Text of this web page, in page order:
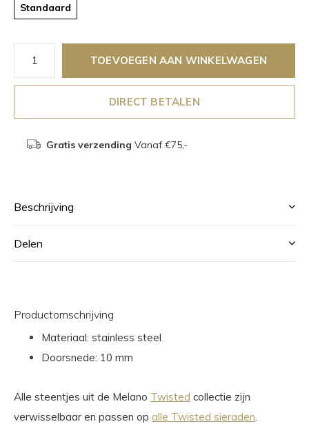
Standaard
TOEVOEGEN AAN WINKELWAGEN
DIRECT BETALEN
Gratis verzending Vanaf €75,-
Beschrijving
Delen
Productomschrijving
Materiaal: stainless steel
Doorsnede: 10 mm
Alle steentjes uit de Melano Twisted collectie zijn
verwisselbaar en passen op alle Twisted sieraden